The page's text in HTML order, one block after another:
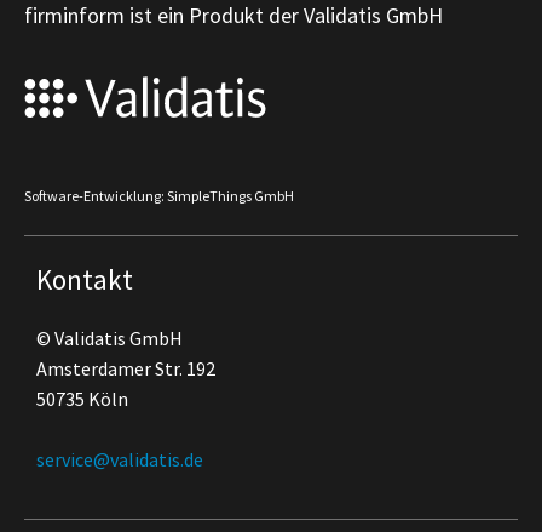
firminform ist ein Produkt der Validatis GmbH
Software-Entwicklung: SimpleThings GmbH
Kontakt
© Validatis GmbH
Amsterdamer Str. 192
50735 Köln
service@validatis.de